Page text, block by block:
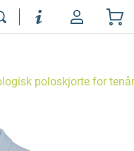
poloskjorte for